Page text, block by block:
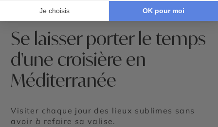
Se laisser porter le temps
d'une croisière en
Méditerranée
Visiter chaque jour des lieux sublimes sans
avoir à refaire sa valise.